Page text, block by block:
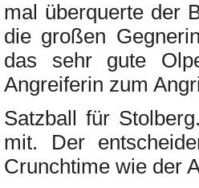
mal überquerte der
die großen
das sehr gute
Angreiferin zum
Satzball für
mit. Der
Crunchtime wie der